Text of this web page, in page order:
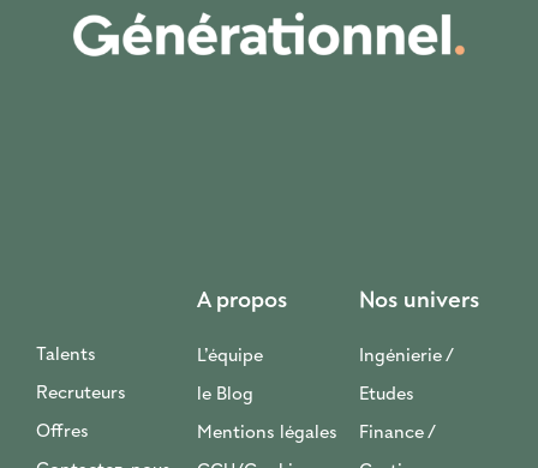
Talents
Recruteurs
Offres
A propos
L’équipe
le Blog
Mentions légales
Nos univers
Ingénierie /
Etudes
Finance /